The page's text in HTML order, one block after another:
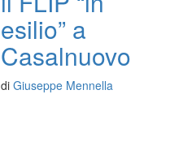
esilio” a
Casalnuovo
di Giuseppe Mennella